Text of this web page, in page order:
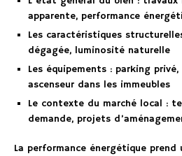
apparente, performance
Les caractéristiques
dégagée, luminosité naturelle
Les équipements : parking
ascenseur dans les immeubles
Le contexte du marché local :
demande, projets
La performance énergétique prend